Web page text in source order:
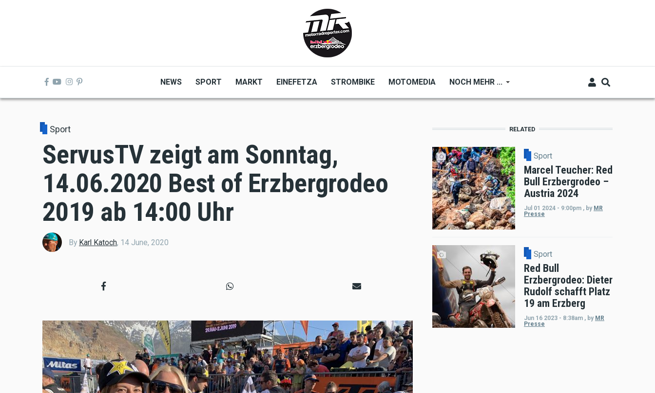
NEWS SPORT MARKT EINEFETZA STROMBIKE MOTOMEDIA NOCH MEHR ...
Sport
ServusTV zeigt am Sonntag,
14.06.2020 Best of Erzbergrodeo
2019 ab 14:00 Uhr
By Karl Katoch, 14 June, 2020
RELATED
Sport
Marcel Teucher: Red
Bull Erzbergrodeo –
Austria 2024
Jul 01 2024 - 9:00pm , by MR
Presse
Sport
Red Bull
Erzbergrodeo: Dieter
Rudolf schafft Platz
19 am Erzberg
Jun 16 2023 - 8:38am , by MR
Presse